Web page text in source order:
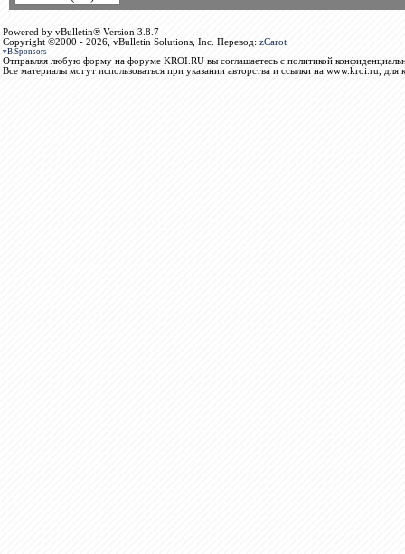
Powered by vBulletin® Version 3.8.7
Copyright ©2000 - 2026, vBulletin Solutions, Inc. Перевод: zCarot
vB.Sponsors
Отправляя любую форму на форуме KROI.RU вы соглашаетесь с политикой
Все материалы могут использоваться при указании авторства и ссылки на www.kroi.ru, для